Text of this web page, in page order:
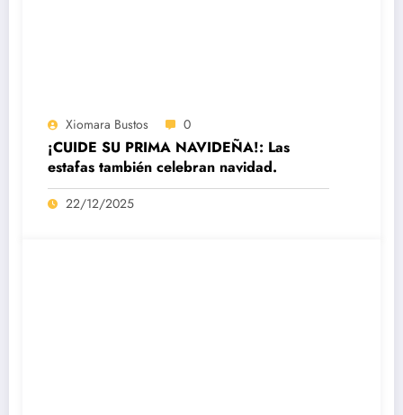
Xiomara Bustos 0
¡CUIDE SU PRIMA NAVIDEÑA!: Las
estafas también celebran navidad.
22/12/2025